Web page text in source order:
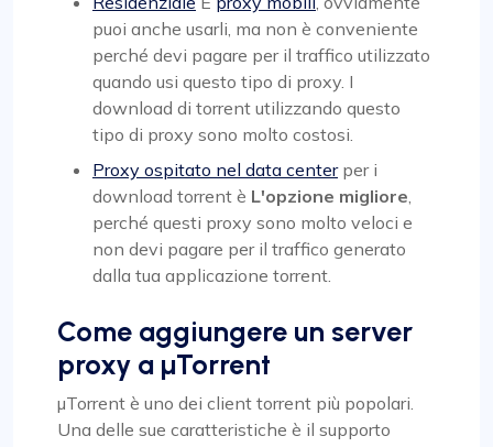
puoi anche usarli, ma non è conveniente
perché devi pagare per il traffico utilizzato
quando usi questo tipo di proxy. I
download di torrent utilizzando questo
tipo di proxy sono molto costosi.
Proxy ospitato nel data centerper i
download torrent è L'opzione migliore
perché questi proxy sono molto veloci e
non devi pagare per il traffico generato
dalla tua applicazione torrent.
Come aggiungere un server
proxy a µTorrent
µTorrent è uno dei client torrent più popolari.
Una delle sue caratteristiche è il supporto